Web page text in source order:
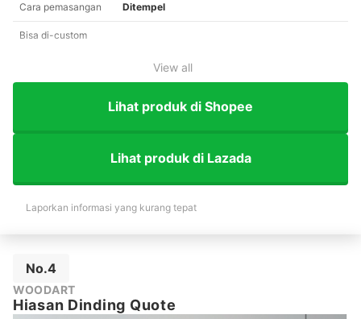
Cara pemasangan Ditempel
Bisa di-custom
View all
Lihat produk di Shopee
Lihat produk di Lazada
Laporkan informasi yang kurang tepat
No.4
WOODART
Hiasan Dinding Quote